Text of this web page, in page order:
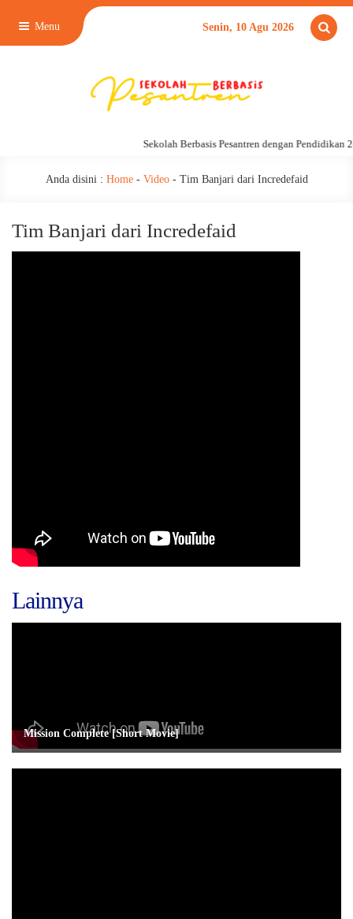
Menu Senin, 10 Agu 2026
Sekolah Berbasis Pesantren dengan Pendidikan
Anda disini : Home- Video- Tim Banjari dari Incredefaid
Tim Banjari dari Incredefaid
Lainnya
Mission Complete [Short Movie]